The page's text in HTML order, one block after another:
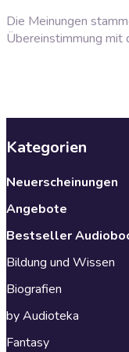
Die Meinungen
Übereinstimmung mit
Kategorien
Neuerscheinungen
Angebote
Bestseller
Bildung und Wissen
Biografien
by Audioteka
Fantasy